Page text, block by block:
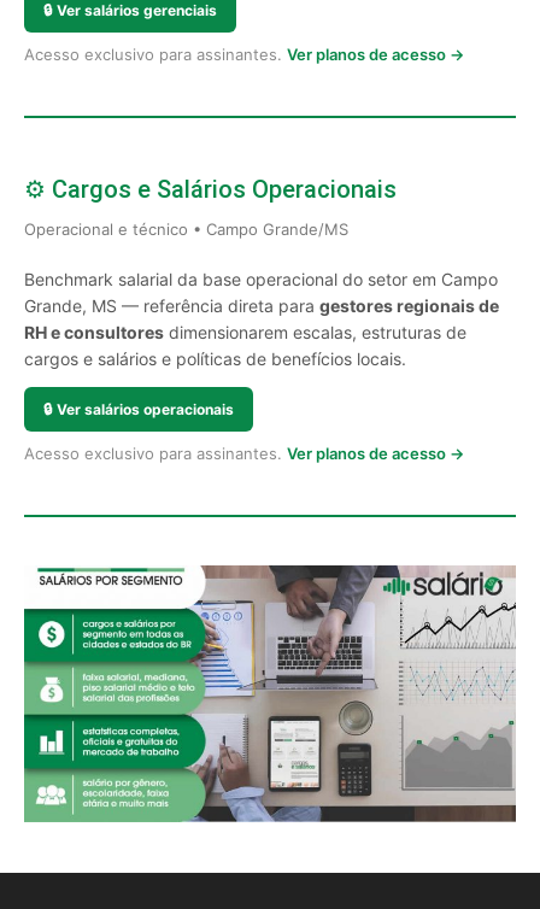
🔒 Ver salários gerenciais
Acesso exclusivo para assinantes. Ver planos de acesso →
⚙️ Cargos e Salários Operacionais
Operacional e técnico • Campo Grande/MS
Benchmark salarial da base operacional do setor em Campo
Grande, MS — referência direta para gestores regionais de
RH e consultores dimensionarem escalas, estruturas de
cargos e salários e políticas de benefícios locais.
🔒 Ver salários operacionais
Acesso exclusivo para assinantes. Ver planos de acesso →